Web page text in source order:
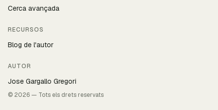
Cerca avançada
RECURSOS
Blog de l'autor
AUTOR
Jose Gargallo Gregori
© 2026 — Tots els drets reservats